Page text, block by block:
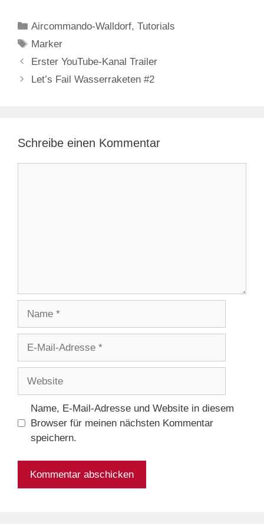
Kategorien
Aircommando-Walldorf,Tutorials
Schlagwörter
Marker
Erster YouTube-Kanal Trailer
Let’s Fail Wasserraketen #2
Schreibe einen Kommentar
Adresse
Name, E-Mail-Adresse und Website in diesem
Browser für meinen nächsten Kommentar
speichern.